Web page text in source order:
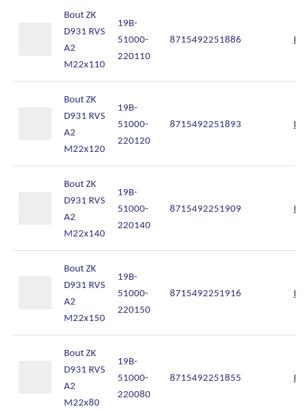
Bout ZK
D931 RVS
A2
M22x110
19B-
51000-
220110
8715492251886
Bout ZK
D931 RVS
A2
M22x120
19B-
51000-
220120
8715492251893
Bout ZK
D931 RVS
A2
M22x140
19B-
51000-
220140
8715492251909
Bout ZK
D931 RVS
A2
M22x150
19B-
51000-
220150
8715492251916
Bout ZK
D931 RVS
A2
M22x80
19B-
51000-
220080
8715492251855